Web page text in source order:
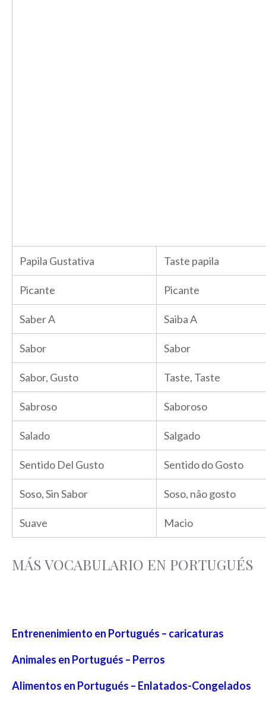
Papila Gustativa Taste papila
Picante Picante
Saber A Saiba A
Sabor Sabor
Sabor, Gusto Taste, Taste
Sabroso Saboroso
Salado Salgado
Sentido Del Gusto Sentido do Gosto
Soso, Sin Sabor Soso, não gosto
Suave Macio
MÁS VOCABULARIO EN PORTUGUÉS
Entrenenimiento en Portugués – caricaturas
Animales en Portugués – Perros
Alimentos en Portugués – Enlatados-Congelados